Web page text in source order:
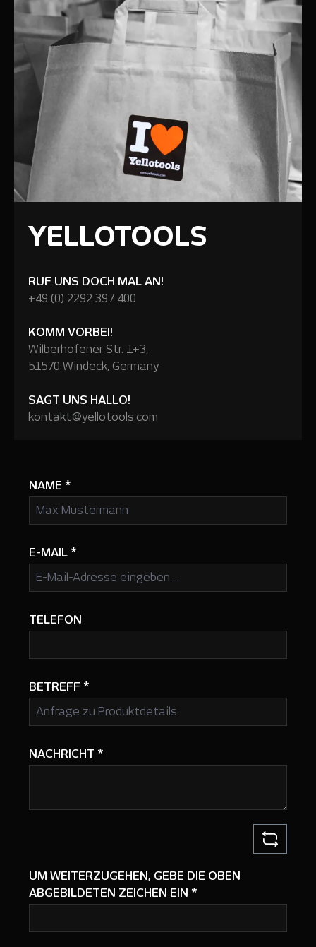
YELLOTOOLS
RUF UNS DOCH MAL AN!
+49 (0) 2292 397 400
KOMM VORBEI!
Wilberhofener Str. 1+3,
51570 Windeck, Germany
SAGT UNS HALLO!
kontakt@yellotools.com
NAME *
E-MAIL *
TELEFON
BETREFF *
NACHRICHT *
UM WEITERZUGEHEN, GEBE DIE OBEN
ABGEBILDETEN ZEICHEN EIN *